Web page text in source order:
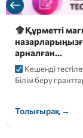
Құрметті
арналған…
Кешенді
Білім беру
Толығырақ →